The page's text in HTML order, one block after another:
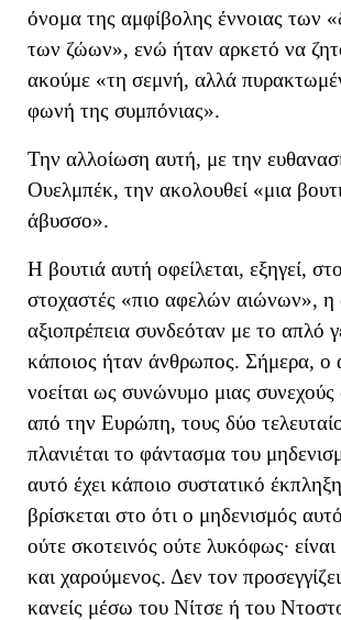
όνομα της αμφίβολης έννοιας των
των ζώων», ενώ ήταν αρκετό να
ακούμε «τη σεμνή, αλλά
φωνή της συμπόνιας».
Την αλλοίωση αυτή, με την
Ουελμπέκ, την ακολουθεί «μια
άβυσσο».
Η βουτιά αυτή οφείλεται, εξηγεί,
στοχαστές «πιο αφελών αιώνων», η
αξιοπρέπεια συνδεόταν με το απλό
κάποιος ήταν άνθρωπος. Σήμερα, ο
νοείται ως συνώνυμο μιας
από την Ευρώπη, τους δύο
πλανιέται το φάντασμα του
αυτό έχει κάποιο συστατικό
βρίσκεται στο ότι ο μηδενισμός
ούτε σκοτεινός ούτε λυκόφως·
και χαρούμενος. Δεν τον
κανείς μέσω του Νίτσε ή του